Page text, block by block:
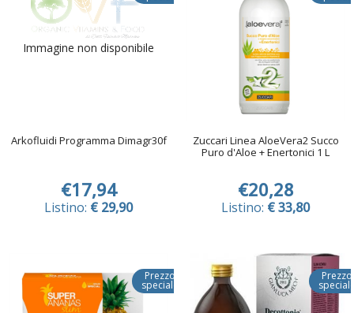
Immagine non disponibile
Arkofluidi Programma Dimagr30f
€17,94
Listino: € 29,90
Zuccari Linea AloeVera2 Succo
Puro d'Aloe + Enertonici 1 L
€20,28
Listino: € 33,80
Prezzo
speciale
Prezzo